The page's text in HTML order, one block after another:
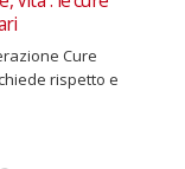
Gnocchi
libero con
anniversario della